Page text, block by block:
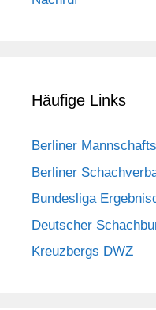
Häufige Links
Berliner
Berliner
Bundesliga
Deutscher
Kreuzbergs DWZ